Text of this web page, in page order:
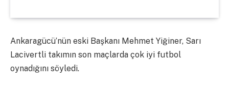
Ankaragücü’nün eski Başkanı Mehmet Yiğiner, Sarı
Lacivertli takımın son maçlarda çok iyi futbol
oynadığını söyledi.